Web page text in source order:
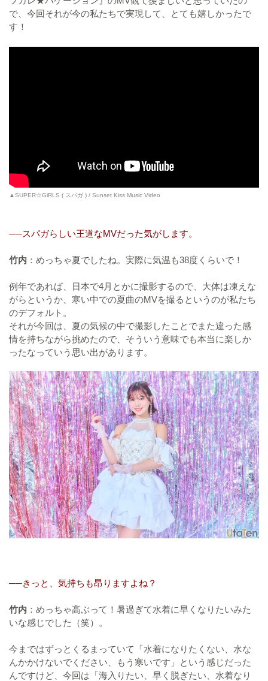
で、今回それが今の私たちで実現して、とても嬉しかったで
す！
▲SUPER☆GiRLS ( スパガ ) / Sunset Kiss Music Video
──スパガらしい王道なMVだった気がします。
竹内 ：めっちゃ夏でしたね。実際に気温も38度くらいで！
例年であれば、日本で4月とかに撮影するので、大体は凍えな
がらというか、寒い中での夏曲のMVを撮るというのが私たち
のデフォルト。
それが今回は、夏の気候の中で撮影したことでまた違った感
情を持ちながら挑めたので、そういう意味でも本当に楽しか
ったなっていう思い出があります。
──きっと、気持ちも昂りますよね？
竹内 ：めっちゃ高ぶって！暑過ぎて水着に早くなりたいみた
いな感じでした（笑）。
今まではずっとくるまっていて「水着になりたくない、水な
んかかけないでください、もう寒いです」という感じだった
んですけど、今回は「海入りたい、早く脱ぎたい、水着なり